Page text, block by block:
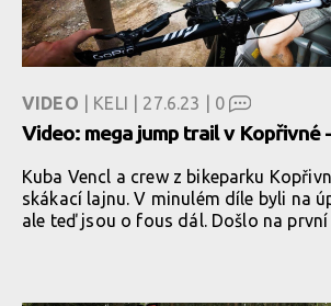
VIDEO | KELI | 27.6.23 | 0
Video: mega jump trail v Kopřivné
Kuba Vencl a crew z bikeparku
skákací lajnu. V minulém díle byli na
ale teď jsou o fous dál. Došlo na první